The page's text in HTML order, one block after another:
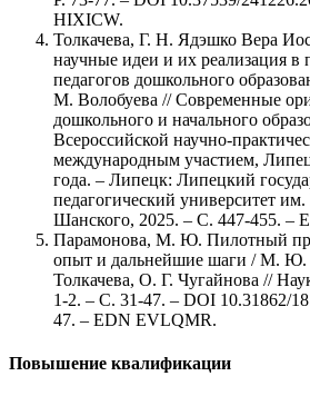
HIXICW.
Толкачева, Г. Н. Ядэшко Вера
научные идеи и их реализация в
педагогов дошкольного
М. Волобуева // Современные
дошкольного и начального
Всероссийской научно-
международным участием,
года. – Липецк: Липецкий
педагогический университет
Шанского, 2025. – С. 447-455. –
Парамонова, М. Ю. Пилотный
опыт и дальнейшие шаги / М. Ю.
Толкачева, О. Г. Чугайнова //
1-2. – С. 31-47. – DOI 10.31862/
47. – EDN EVLQMR.
Повышение квалификации